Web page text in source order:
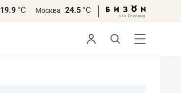
19.9 °С Москва 24.5 °С